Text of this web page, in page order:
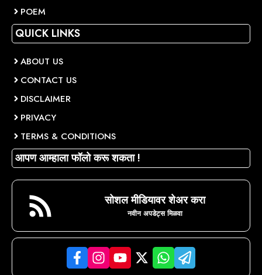
POEM
QUICK LINKS
ABOUT US
CONTACT US
DISCLAIMER
PRIVACY
TERMS & CONDITIONS
आपण आम्हाला फॉलो करू शकता !
सोशल मीडियावर शेअर करा
नवीन अपडेट्स मिळवा